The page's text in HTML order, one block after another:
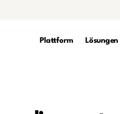
Plattform Lösungen